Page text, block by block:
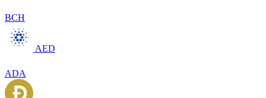
BCH
AED
ADA